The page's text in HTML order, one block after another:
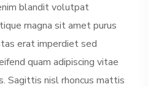
blandit volutpat
magna sit amet purus
erat imperdiet sed
quam adipiscing vitae
Sagittis nisl rhoncus mattis